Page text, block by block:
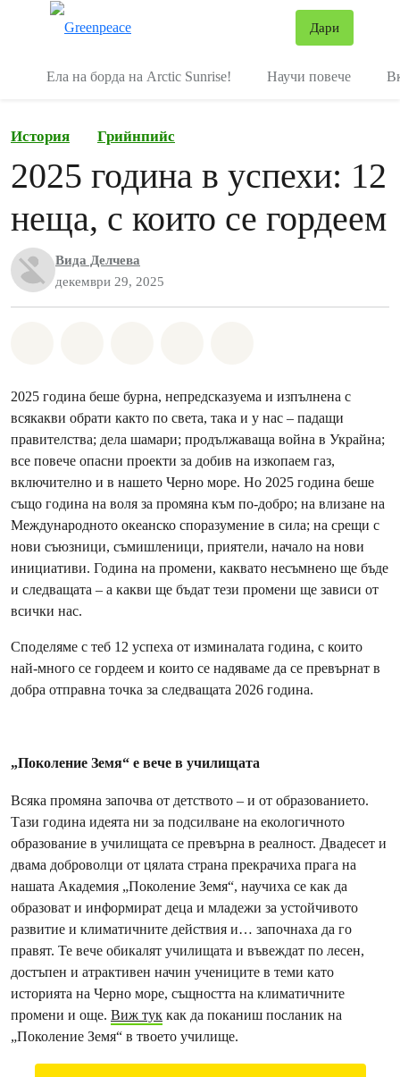
Дари
Ела на борда на Arctic Sunrise! Научи повече
История Грийнпийс
2025 година в успехи: 12
неща, с които се гордеем
Вида Делчева
декември 29, 2025
2025 година беше бурна, непредсказуема и изпълнена с
всякакви обрати както по света, така и у нас – падащи
правителства; дела шамари; продължаваща война в Украйна;
все повече опасни проекти за добив на изкопаем газ,
включително и в нашето Черно море. Но 2025 година беше
също година на воля за промяна към по-добро; на влизане на
Международното океанско споразумение в сила; на срещи с
нови съюзници, съмишленици, приятели, начало на нови
инициативи. Година на промени, каквато несъмнено ще бъде
и следващата – а какви ще бъдат тези промени ще зависи от
всички нас.
Споделяме с теб 12 успеха от изминалата година, с които
най-много се гордеем и които се надяваме да се превърнат в
добра отправна точка за следващата 2026 година.
„Поколение Земя“ е вече в училищата
Всяка промяна започва от детството – и от образованието.
Тази година идеята ни за подсилване на екологичното
образование в училищата се превърна в реалност. Двадесет и
двама доброволци от цялата страна прекрачиха прага на
нашата Академия „Поколение Земя“, научиха се как да
образоват и информират деца и младежи за устойчивото
развитие и климатичните действия и… започнаха да го
правят. Те вече обикалят училищата и въвеждат по лесен,
достъпен и атрактивен начин учениците в теми като
историята на Черно море, същността на климатичните
промени и още. Виж тук как да поканиш посланик на
„Поколение Земя“ в твоето училище.